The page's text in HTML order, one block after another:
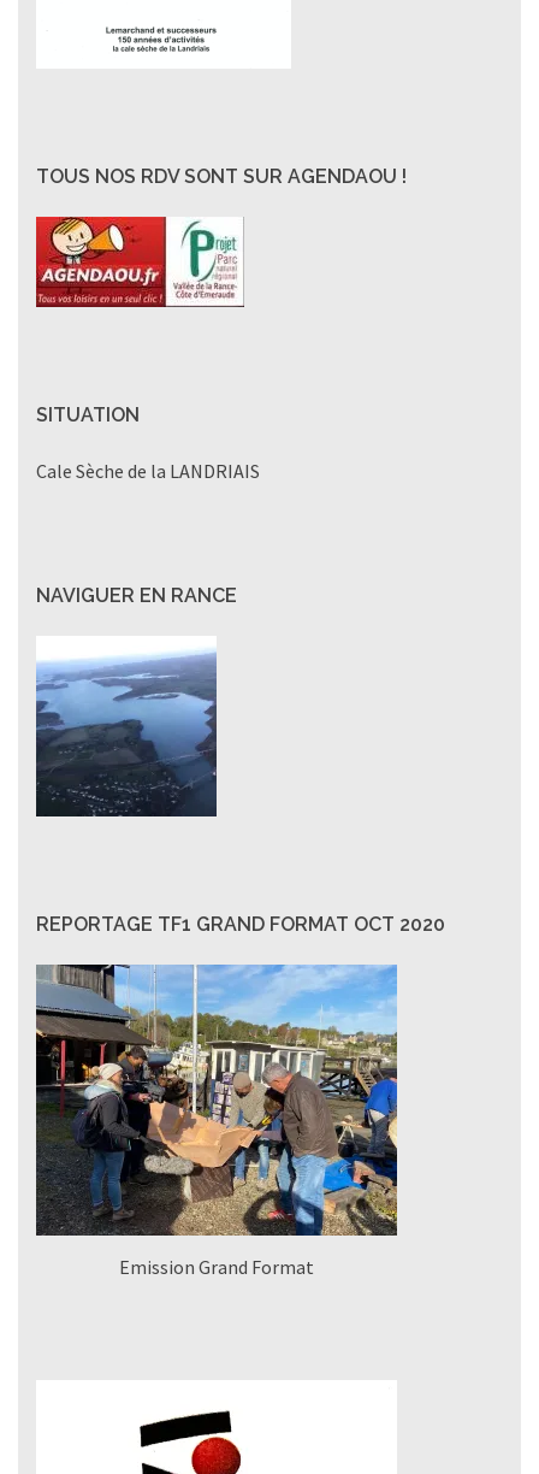
TOUS NOS RDV SONT SUR AGENDAOU !
SITUATION
Cale Sèche de la LANDRIAIS
NAVIGUER EN RANCE
REPORTAGE TF1 GRAND FORMAT OCT 2020
Emission Grand Format